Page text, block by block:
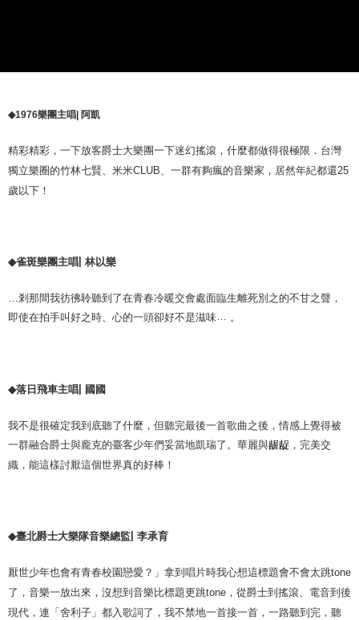
◆1976樂團主唱 阿凱
精彩精彩，一下放客爵士大樂團一下迷幻搖滾，什麼都做得很極限．台灣
獨立樂圈的竹林七賢、米米CLUB 、一群有夠瘋的音樂家，居然年紀都還25
歲以下！
◆雀斑樂團主唱 林以樂
剎那間我彷彿聆聽到了在青春冷暖交會處面臨生離死別之的不甘之聲，
即使在拍手叫好之時、心的一頭卻好不是滋味… 。
◆落日飛車主唱 國國
我不是很確定我到底聽了什麼，但聽完最後一首歌曲之後，情感上覺得被
一群融合爵士與龐克的臺客少年們妥當地凱瑞了。華麗與龌龊 ，完美交
織，能這樣討厭這個世界真的好棒！
◆臺北爵士大樂隊音樂總監 李承育
厭世少年也會有青春校園戀愛？」拿到唱片時我心想這標題會不會太跳tone
了，音樂一放出來，沒想到音樂比標題更跳tone ，從爵士到搖滾、電音到後
現代，連「舍利子」都入歌詞了，我不禁地一首接一首，一路聽到完，聽